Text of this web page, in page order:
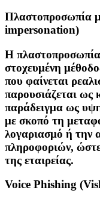
Πλαστοπροσωπία
impersonation)
Η
στοχευμένη
που φαίνεται
παρουσιάζεται ως
παράδειγμα ως
με σκοπό τη
λογαριασμό ή την
πληροφοριών,
της εταιρείας.
Voice Phishing